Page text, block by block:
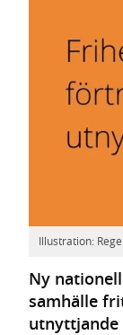
Illustration:
Ny
samhälle
utnyttjande